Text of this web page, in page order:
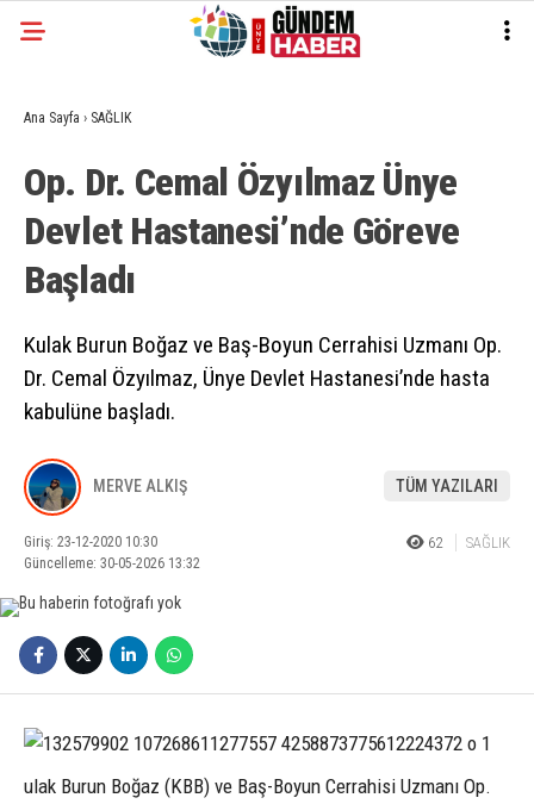
Ana Sayfa › SAĞLIK
Op. Dr. Cemal Özyılmaz Ünye
Devlet Hastanesi’nde Göreve
Başladı
Kulak Burun Boğaz ve Baş-Boyun Cerrahisi Uzmanı Op.
Dr. Cemal Özyılmaz, Ünye Devlet Hastanesi’nde hasta
kabulüne başladı.
MERVE ALKIŞ TÜM YAZILARI
Giriş: 23-12-2020 10:30
Güncelleme: 30-05-2026 13:32
62 SAĞLIK
ulak Burun Boğaz (KBB) ve Baş-Boyun Cerrahisi Uzmanı Op.